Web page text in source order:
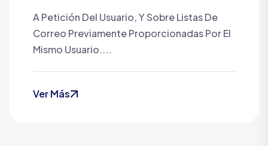
A Petición Del Usuario, Y Sobre Listas De
Correo Previamente Proporcionadas Por El
Mismo Usuario....
Ver Más